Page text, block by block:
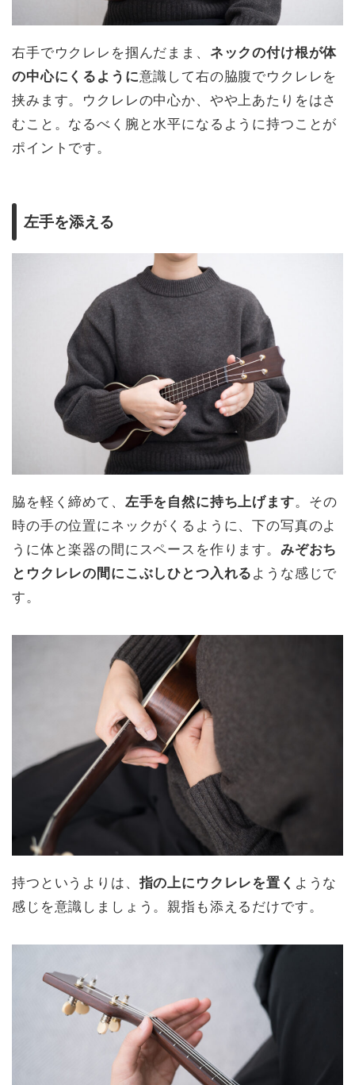
右手でウクレレを掴んだまま、 ネックの付け根が体
の中心にくるように意識して右の脇腹でウクレレを
挟みます。ウクレレの中心か、やや上あたりをはさ
むこと。なるべく腕と水平になるように持つことが
ポイントです。
左手を添える
脇を軽く締めて、 左手を自然に持ち上げます。その
時の手の位置にネックがくるように、下の写真のよ
うに体と楽器の間にスペースを作ります。 みぞおち
とウクレレの間にこぶしひとつ入れる ような感じで
す。
持つというよりは、 指の上にウクレレを置く ような
感じを意識しましょう。親指も添えるだけです。